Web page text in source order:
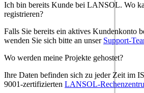
Ich bin bereits Kunde bei LANSOL. Wo
registrieren?
Falls Sie bereits ein aktives Kundenkonto
wenden Sie sich bitte an unser Support-
Wo werden meine Projekte gehostet?
Ihre Daten befinden sich zu jeder Zeit im
9001-zertifizierten LANSOL-